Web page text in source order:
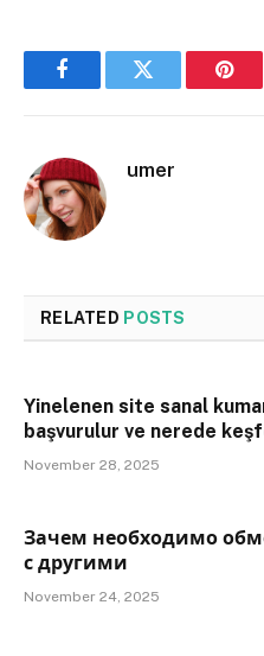
FacebookTwitter
umer
RELATED POSTS
Yinelenen site sanal
başvurulur ve nerede
November 28, 2025
Зачем необходимо
с другими
November 24, 2025